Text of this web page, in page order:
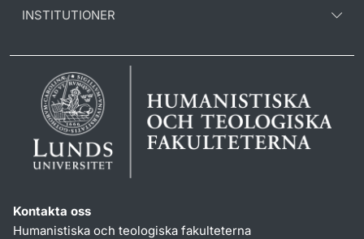
INSTITUTIONER
Kontakta oss
Humanistiska och teologiska fakulteterna